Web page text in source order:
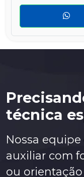
técnica
Nossa
auxiliar com
ou